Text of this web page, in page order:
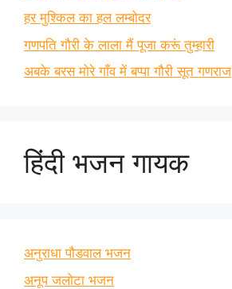
हर मुश्किल का हल लम्बोदर
गणपति गौरी के लाला मैं पूजा करूं तुम्हारी
अबके बरस मोरे गाँव में बप्पा गौरी सूत गणराज
हिंदी भजन गायक
अनुराधा पौडवाल भजन
अनूप जलोटा भजन